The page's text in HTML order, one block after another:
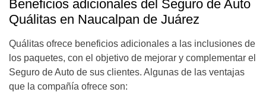
Beneficios adicionales del Seguro de Auto
Quálitas en Naucalpan de Juárez
Quálitas ofrece beneficios adicionales a las inclusiones de
los paquetes, con el objetivo de mejorar y complementar el
Seguro de Auto de sus clientes. Algunas de las ventajas
que la compañía ofrece son: